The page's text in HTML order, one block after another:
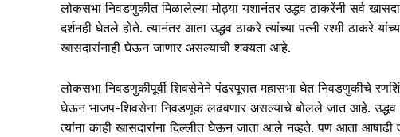
लोकसभा निवडणुकीत मिळालेल्या मोठ्या यशानंतर उद्धव ठाकरेंनी सर्व
दर्शनही घेतले होते. त्यानंतर आता उद्धव ठाकरे त्यांच्या पत्नी रश्मी ठाकरे
खासदारांनाही घेऊन जाणार असल्याची शक्यता आहे.
लोकसभा निवडणुकीपूर्वी शिवसेनेने पंढरपूरात महासभा घेत निवडणुकीचे
घेऊन भाजप-शिवसेना निवडणूक लढवणार असल्याचे बोलले जात आहे. उद्धव
त्यांना काही खासदारांना दिल्लीत घेऊन जाता आले नव्हते. पण आता आषाढी